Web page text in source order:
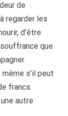
de
regarder les
d’être
souffrance que
s’il peut
francs
autre